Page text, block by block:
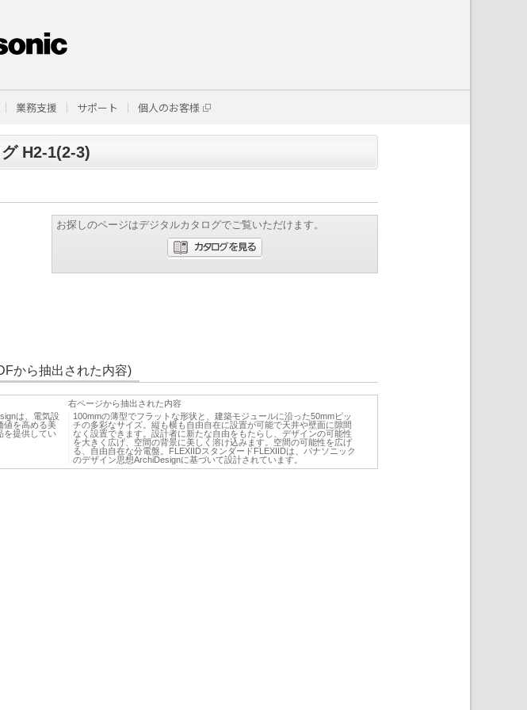
業務支援 サポート 個人のお客様
H2-1(2-3)
お探しのページはデジタルカタログでご覧いただけます。
から抽出された内容)
は、電気設
値を高める美
を提供してい
右ページから抽出された内容
100mmの薄型でフラットな形状と、建築モジュールに沿った50mmピッ
チの多彩なサイズ。縦も横も自由自在に設置が可能で天井や壁面に隙間
なく設置できます。設計者に新たな自由をもたらし、デザインの可能性
を大きく広げ、空間の背景に美しく溶け込みます。空間の可能性を広げ
る、自由自在な分電盤。FLEXIIDスタンダードFLEXIIDは、パナソニック
のデザイン思想ArchiDesignに基づいて設計されています。